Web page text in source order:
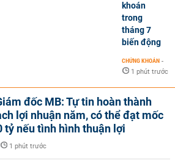
khoán
trong
tháng 7
biến động
CHỨNG KHOÁN -
1 phút trước
đốc MB: Tự tin hoàn thành
lợi nhuận năm, có thể đạt mốc
tỷ nếu tình hình thuận lợi
1 phút trước